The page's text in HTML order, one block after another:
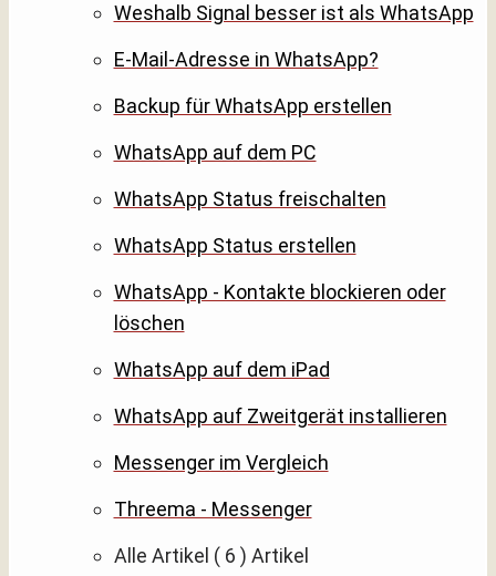
Weshalb Signal besser ist als WhatsApp
E-Mail-Adresse in WhatsApp?
Backup für WhatsApp erstellen
WhatsApp auf dem PC
WhatsApp Status freischalten
WhatsApp Status erstellen
WhatsApp - Kontakte blockieren oder
löschen
WhatsApp auf dem iPad
WhatsApp auf Zweitgerät installieren
Messenger im Vergleich
Threema - Messenger
Alle Artikel ( 6 ) Artikel